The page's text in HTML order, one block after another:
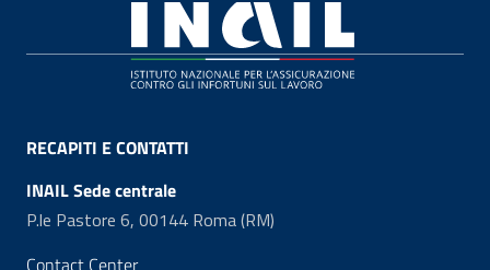
RECAPITI E CONTATTI
INAIL Sede centrale
P.le Pastore 6, 00144 Roma (RM)
Contact Center